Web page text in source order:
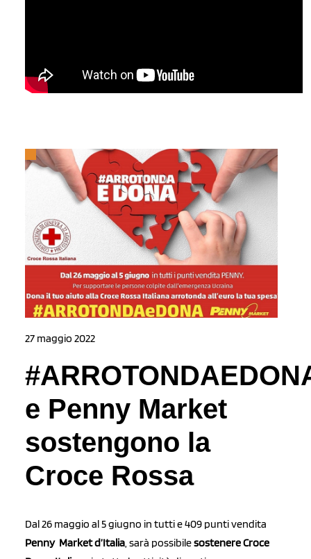
27 maggio 2022
e Penny Market
sostengono la
Croce Rossa
Dal 26 maggio al 5 giugno in tutti e 409 punti vendita
Penny Market d’Italia, sarà possibilesostenere Croce